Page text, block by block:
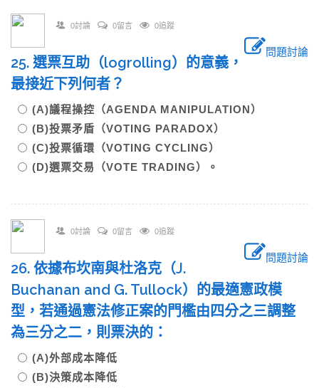
0討論 0留言 0追蹤
問題討論
25. 選票互助（logrolling）的意義，
最接近下列何者？
(A)議程操控（AGENDA MANIPULATION）
(B)投票矛盾（VOTING PARADOX）
(C)投票循環（VOTING CYCLING）
(D)選票交易（VOTE TRADING）。
0討論 0留言 0追蹤
問題討論
26. 依據布坎南與杜洛克（J.
Buchanan and G. Tullock）的最適憲政模
型，若通過憲法修正案的門檻由四分之三調整
為三分之二，則票決的：
(A)外部成本降低
(B)決策成本降低